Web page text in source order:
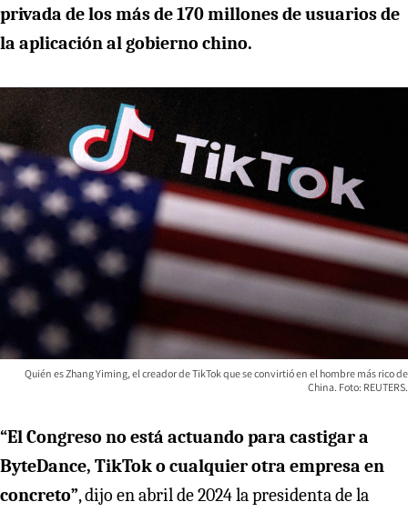
privada de los más de 170 millones de usuarios de
la aplicación al gobierno chino.
Quién es Zhang Yiming, el creador de TikTok que se convirtió en el hombre más rico de
China. Foto: REUTERS.
“El Congreso no está actuando para castigar a
ByteDance, TikTok o cualquier otra empresa en
concreto”, dijo en abril de 2024 la presidenta de la